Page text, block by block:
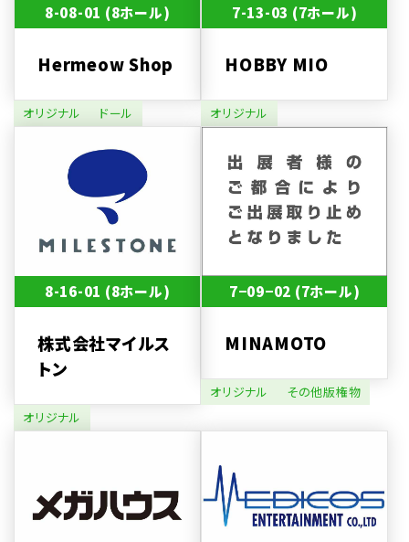
8-08-01 (8ホール)
Hermeow Shop
オリジナル ドール
7-13-03 (7ホール)
HOBBY MIO
オリジナル
8-16-01 (8ホール)
株式会社マイルス
トン
オリジナル
7−09−02 (7ホール)
MINAMOTO
オリジナル その他版権物